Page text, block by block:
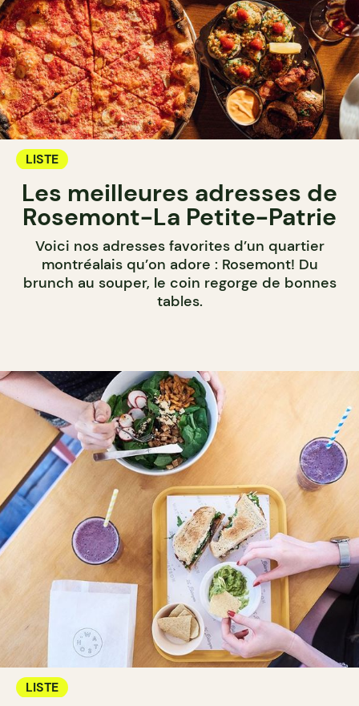
LISTE
Les meilleures adresses de
Rosemont-La Petite-Patrie
Voici nos adresses favorites d’un quartier
montréalais qu’on adore : Rosemont! Du
brunch au souper, le coin regorge de bonnes
tables.
LISTE